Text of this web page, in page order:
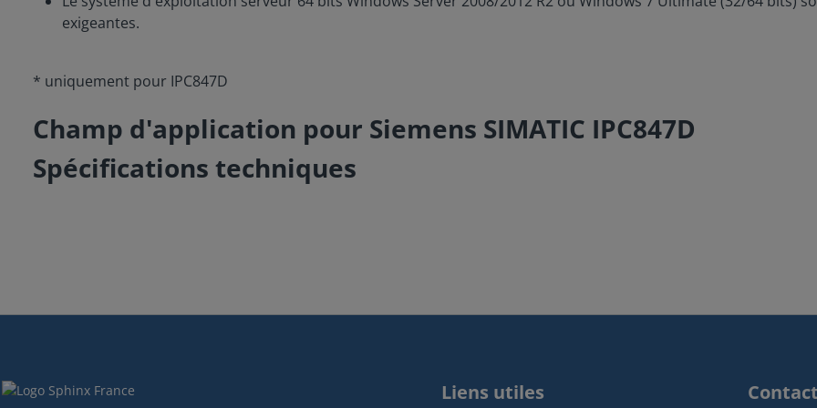
exigeantes.
* uniquement pour IPC847D
Champ d'application pour Siemens SIMATIC IPC847D
Spécifications techniques
Liens utiles